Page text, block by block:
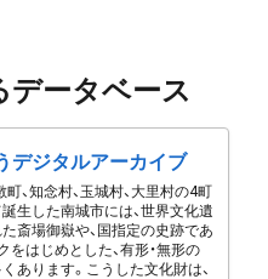
データベース
デジタルアーカイブ
、知念村、玉城村、大里村の4町
生した南城市には、世界文化遺
斎場御嶽や、国指定の史跡であ
をはじめとした、有形・無形の
あります。こうした文化財は、